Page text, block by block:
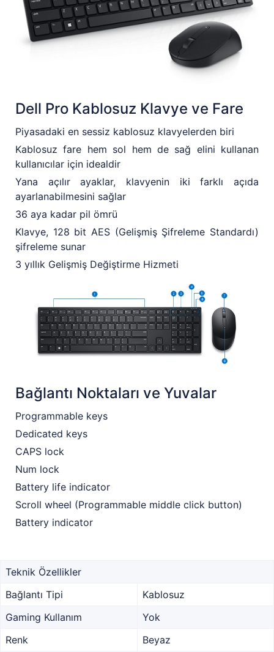
Dell Pro Kablosuz Klavye ve Fare
Piyasadaki en sessiz kablosuz klavyelerden biri
Kablosuz fare hem sol hem de sağ elini kullanan
kullanıcılar için idealdir
Yana açılır ayaklar, klavyenin iki farklı açıda
ayarlanabilmesini sağlar
36 aya kadar pil ömrü
Klavye, 128 bit AES (Gelişmiş Şifreleme Standardı)
şifreleme sunar
3 yıllık Gelişmiş Değiştirme Hizmeti
Bağlantı Noktaları ve Yuvalar
Programmable keys
Dedicated keys
CAPS lock
Num lock
Battery life indicator
Scroll wheel (Programmable middle click button)
Battery indicator
Teknik Özellikler
Bağlantı Tipi
Kablosuz
Gaming Kullanım
Yok
Renk
Beyaz